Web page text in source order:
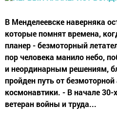
В Менделеевске наверняка
которые помнят времена,
планер - безмоторный
пор человека манило небо,
и неординарным решениям,
пройден путь от
космонавтики. - В начале 30-
ветеран войны и труда...